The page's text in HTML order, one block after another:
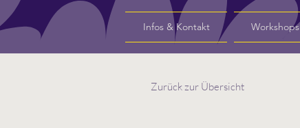
Infos & Kontakt Workshops
Zurück zur Übersicht